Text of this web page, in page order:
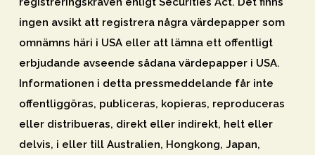
ingen avsikt att registrera några värdepapper som
omnämns häri i USA eller att lämna ett offentligt
erbjudande avseende sådana värdepapper i USA.
Informationen i detta pressmeddelande får inte
offentliggöras, publiceras, kopieras, reproduceras
eller distribueras, direkt eller indirekt, helt eller
delvis, i eller till Australien, Hongkong, Japan,